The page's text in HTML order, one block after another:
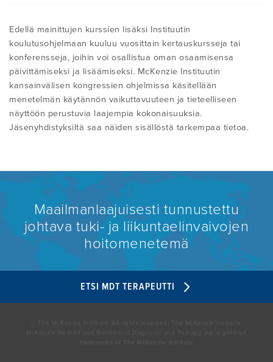
Edellä mainittujen kurssien lisäksi Instituutin
koulutusohjelmaan kuuluu vuosittain kertauskursseja tai
konferensseja, joihin voi osallistua oman osaamisensa
päivittämiseksi ja lisäämiseksi. McKenzie Instituutin
kansainvälisen kongressien ohjelmissa käsitellään
menetelmän käytännön vaikuttavuuteen ja tieteelliseen
näyttöön perustuvia laajempia kokonaisuuksia.
Jäsenyhdistyksiltä saa näiden sisällöstä tarkempaa tietoa.
Maailmanlaajuisesti tunnustettu
johtava tuki- ja liikuntaelinvaivojen
hoitomenetemä
ETSI MDT TERAPEUTTI
© The McKenzie Institute. All rights reserved. The McKenzie Institute,
McKenzie Method and Mechanical Diagnosis and Therapy are registered
trademarks of The McKenzie Institute